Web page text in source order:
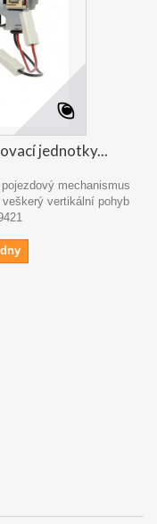
jednotky...
mechanismus
vertikální pohyb